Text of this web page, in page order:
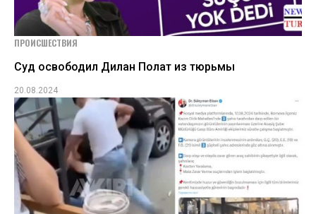
ПРОИСШЕСТВИЯ
Суд освободил Дилан Полат из тюрьмы
20.08.2024